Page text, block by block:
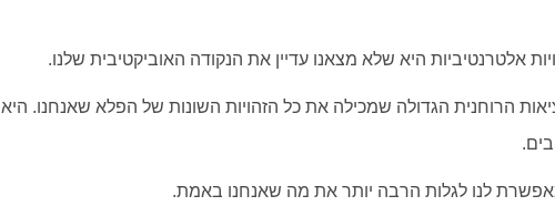
אלטרנטיביות היא שלא מצאנו עדיין את הנקודה האוביקטיבית שלנו.
הרוחנית הגדולה שמכילה את כל הזהויות השונות של הפלא שאנחנו. היא
לנו לגלות הרבה יותר את מה שאנחנו באמת.